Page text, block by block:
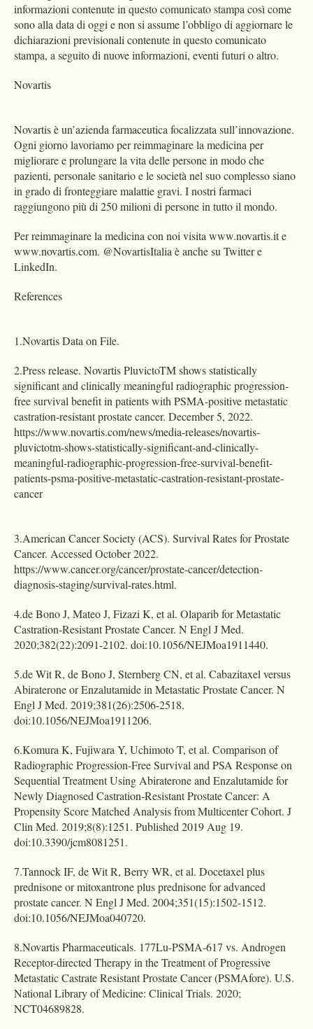
informazioni contenute in questo comunicato stampa così come
sono alla data di oggi e non si assume l’obbligo di aggiornare le
dichiarazioni previsionali contenute in questo comunicato
stampa, a seguito di nuove informazioni, eventi futuri o altro.
Novartis
Novartis è un’azienda farmaceutica focalizzata sull’innovazione.
Ogni giorno lavoriamo per reimmaginare la medicina per
migliorare e prolungare la vita delle persone in modo che
pazienti, personale sanitario e le società nel suo complesso siano
in grado di fronteggiare malattie gravi. I nostri farmaci
raggiungono più di 250 milioni di persone in tutto il mondo.
Per reimmaginare la medicina con noi visita www.novartis.it e
www.novartis.com. @NovartisItalia è anche su Twitter e
LinkedIn.
References
1.Novartis Data on File.
2.Press release. Novartis PluvictoTM shows statistically
significant and clinically meaningful radiographic progression-
free survival benefit in patients with PSMA-positive metastatic
castration-resistant prostate cancer. December 5, 2022.
https://www.novartis.com/news/media-releases/novartis-
pluvictotm-shows-statistically-significant-and-clinically-
meaningful-radiographic-progression-free-survival-benefit-
patients-psma-positive-metastatic-castration-resistant-prostate-
cancer
3.American Cancer Society (ACS). Survival Rates for Prostate
Cancer. Accessed October 2022.
https://www.cancer.org/cancer/prostate-cancer/detection-
diagnosis-staging/survival-rates.html.
4.de Bono J, Mateo J, Fizazi K, et al. Olaparib for Metastatic
Castration-Resistant Prostate Cancer. N Engl J Med.
2020;382(22):2091-2102. doi:10.1056/NEJMoa1911440.
5.de Wit R, de Bono J, Sternberg CN, et al. Cabazitaxel versus
Abiraterone or Enzalutamide in Metastatic Prostate Cancer. N
Engl J Med. 2019;381(26):2506-2518.
doi:10.1056/NEJMoa1911206.
6.Komura K, Fujiwara Y, Uchimoto T, et al. Comparison of
Radiographic Progression-Free Survival and PSA Response on
Sequential Treatment Using Abiraterone and Enzalutamide for
Newly Diagnosed Castration-Resistant Prostate Cancer: A
Propensity Score Matched Analysis from Multicenter Cohort. J
Clin Med. 2019;8(8):1251. Published 2019 Aug 19.
doi:10.3390/jcm8081251.
7.Tannock IF, de Wit R, Berry WR, et al. Docetaxel plus
prednisone or mitoxantrone plus prednisone for advanced
prostate cancer. N Engl J Med. 2004;351(15):1502-1512.
doi:10.1056/NEJMoa040720.
8.Novartis Pharmaceuticals. 177Lu-PSMA-617 vs. Androgen
Receptor-directed Therapy in the Treatment of Progressive
Metastatic Castrate Resistant Prostate Cancer (PSMAfore). U.S.
National Library of Medicine: Clinical Trials. 2020;
NCT04689828.